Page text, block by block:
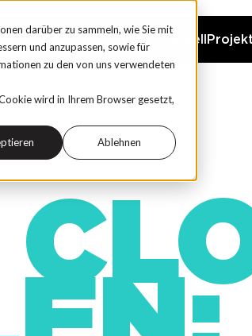
darüber zu sammeln, wie Sie mit
und anzupassen, sowie für
zu den von uns verwendeten
wird in Ihrem Browser gesetzt,
Ablehnen
Gehaltsmodell